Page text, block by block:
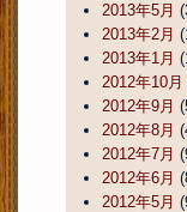
2013年5月
2013年2月
2013年1月
2012年10月
2012年9月
2012年8月
2012年7月
2012年6月
2012年5月